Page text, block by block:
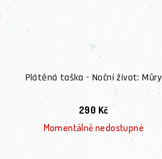
Plátěná taška - Noční život: Můry
290 Kč
Momentálně nedostupné